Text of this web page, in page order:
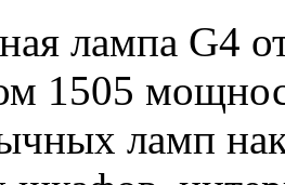
лампа G4
1505
ламп